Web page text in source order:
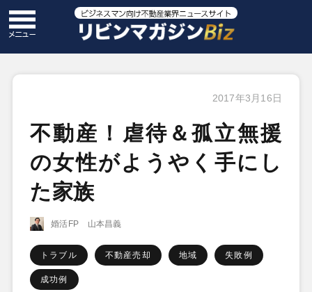
2017年3月16日
不動産！虐待＆孤立無援
の女性がようやく手にし
た家族
婚活FP 山本昌義
トラブル 不動産売却 地域 失敗例
成功例